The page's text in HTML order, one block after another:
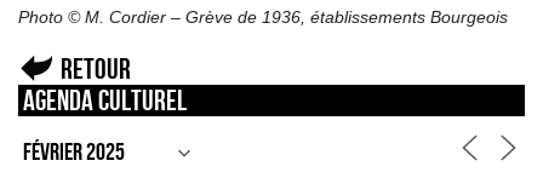
Photo © M. Cordier – Grève de 1936, établissements Bourgeois
Retour
Agenda culturel